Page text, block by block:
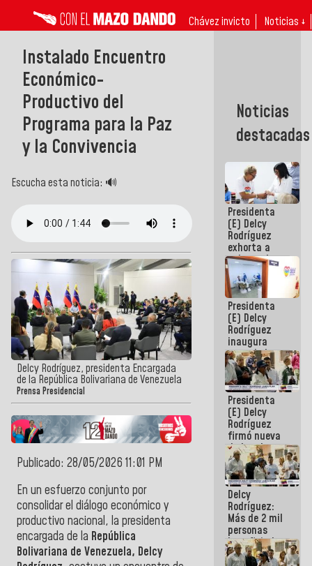
Chávez invicto Noticias ↓
Instalado Encuentro
Económico-
Productivo del
Programa para la Paz
y la Convivencia
Escucha esta noticia: 🔊
Delcy Rodríguez, presidenta Encargada
de la República Bolivariana de Venezuela
Prensa Presidencial
Publicado: 28/05/2026 11:01 PM
En un esfuerzo conjunto por
consolidar el diálogo económico y
productivo nacional, la presidenta
encargada de la República
Bolivariana de Venezuela, Delcy
Noticias
destacadas
Presidenta
(E) Delcy
Rodríguez
exhorta a
gobernadores
y alcaldes a
edificar
casas para
abuelos
Presidenta
(E) Delcy
Rodríguez
inaugura
casa de los
Abuelos
Primavera
en Caracas
Presidenta
(E) Delcy
Rodríguez
firmó nueva
de Ley de
Arrendamiento
aprobada
por la AN
Delcy
Rodríguez:
Más de 2 mil
personas
beneficiadas
con planes